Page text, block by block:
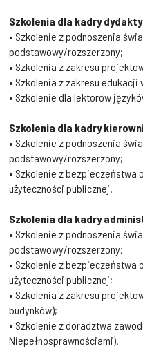
Szkolenia dla kadry
• Szkolenie z podnoszenia
podstawowy/rozszerzony;
• Szkolenia z zakresu
• Szkolenia z zakresu edukacji
• Szkolenie dla lektorów
Szkolenia dla kadry
• Szkolenie z podnoszenia
podstawowy/rozszerzony;
• Szkolenie z bezpieczeństwa
użyteczności publicznej.
Szkolenia dla kadry
• Szkolenie z podnoszenia
podstawowy/rozszerzony;
• Szkolenie z bezpieczeństwa
użyteczności publicznej;
• Szkolenia z zakresu
budynków);
• Szkolenie z doradztwa
Niepełnosprawnościami).